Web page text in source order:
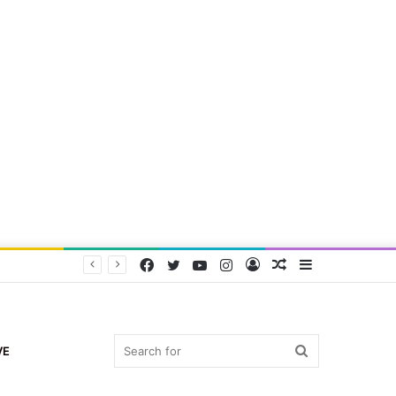
Random
Log
Instagram
YouTube
Twitter
Facebook